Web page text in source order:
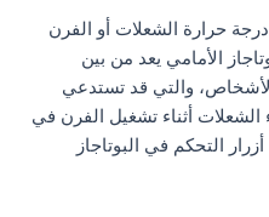
حرارة الشعلات أو الفرن
الأمامي يعد من بين
والتي قد تستدعي
الشعلات أثناء تشغيل الفرن في
التحكم في البوتاجاز